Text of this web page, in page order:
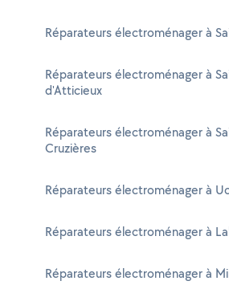
Réparateurs électroménager à
Réparateurs électroménager à
d'Atticieux
Réparateurs électroménager à
Cruzières
Réparateurs électroménager à
Réparateurs électroménager à
Réparateurs électroménager à